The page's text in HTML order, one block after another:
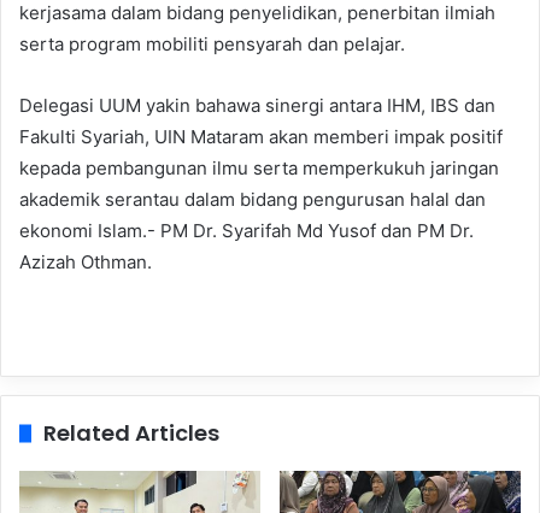
kerjasama dalam bidang penyelidikan, penerbitan ilmiah
serta program mobiliti pensyarah dan pelajar.
Delegasi UUM yakin bahawa sinergi antara IHM, IBS dan
Fakulti Syariah, UIN Mataram akan memberi impak positif
kepada pembangunan ilmu serta memperkukuh jaringan
akademik serantau dalam bidang pengurusan halal dan
ekonomi Islam.- PM Dr. Syarifah Md Yusof dan PM Dr.
Azizah Othman.
Related Articles